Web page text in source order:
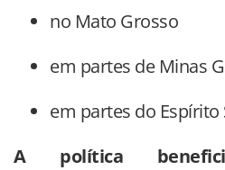
no Mato Grosso
em partes de Minas
em partes do Espírito
A política